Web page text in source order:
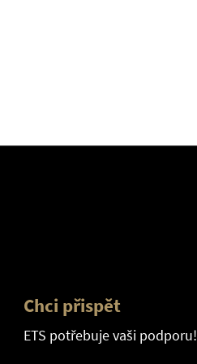
Chci přispět
ETS potřebuje vaši podporu!